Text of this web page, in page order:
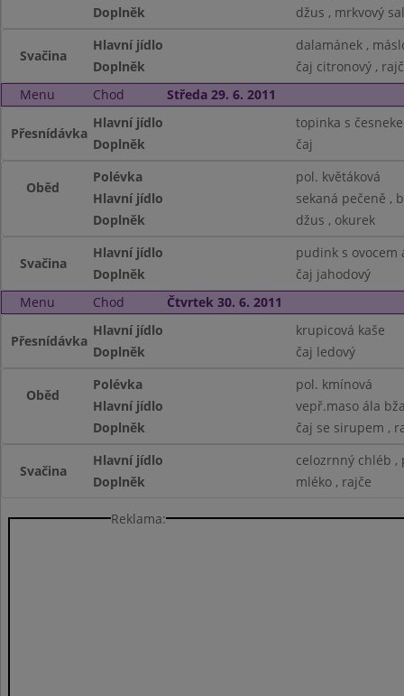
Doplněk
džus , mrkvový
Svačina
Hlavní jídlo
dalamánek ,
Doplněk
čaj citronový ,
Menu
Chod Středa 29. 6. 2011
Přesnídávka
Hlavní jídlo
topinka s
Doplněk
čaj
Oběd
Polévka
pol. květáková
Hlavní jídlo
sekaná pečeně ,
Doplněk
džus , okurek
Svačina
Hlavní jídlo
pudink s ovocem
Doplněk
čaj jahodový
Menu
Chod Čtvrtek 30. 6. 2011
Přesnídávka
Hlavní jídlo
krupicová kaše
Doplněk
čaj ledový
Oběd
Polévka
pol. kmínová
Hlavní jídlo
vepř.maso ála
Doplněk
čaj se sirupem ,
Svačina
Hlavní jídlo
celozrnný chléb ,
Doplněk
mléko , rajče
Reklama: